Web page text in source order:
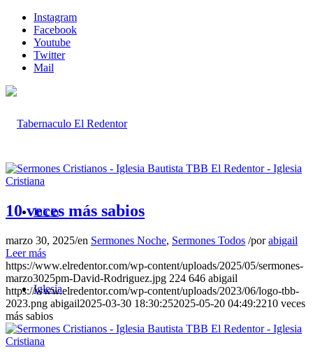
Instagram
Facebook
Youtube
Twitter
Mail
Inicio
Iglesia
10 veces más sabios
marzo 30, 2025/en Sermones Noche, Sermones Todos /porabigail
Leer más
https://www.elredentor.com/wp-content/uploads/2025/05/sermones-
marzo3025pm-David-Rodriguez.jpg 224 646 abigail
https://www.elredentor.com/wp-content/uploads/2023/06/logo-tbb-
2023.png abigail2025-03-30 18:30:252025-05-20 04:49:2210 veces
más sabios